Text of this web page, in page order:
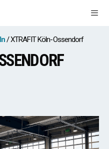
XTRAFIT Köln-Ossendorf